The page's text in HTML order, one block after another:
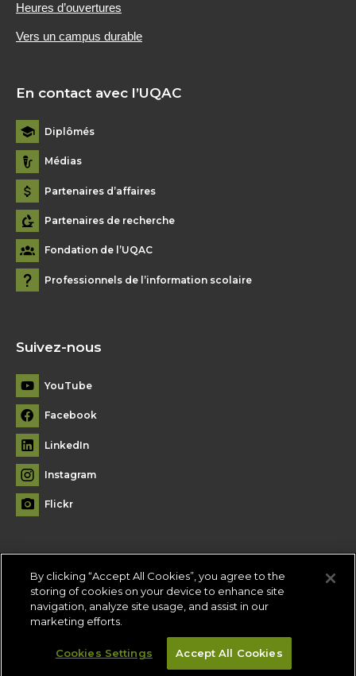
Heures d’ouvertures
Vers un campus durable
En contact avec l’UQAC
Diplômés
Médias
Partenaires d’affaires
Partenaires de recherche
Fondation de l’UQAC
Professionnels de l’information scolaire
Suivez-nous
YouTube
Facebook
LinkedIn
Instagram
Flickr
Plan du site
Conditions d'utilisation
des témoins
By clicking “Accept All Cookies”, you agree to the
storing of cookies on your device to enhance site
navigation, analyze site usage, and assist in our
marketing efforts.
Cookies Settings Accept All Cookies